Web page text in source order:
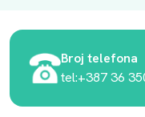
Broj telefona
tel:+387 36